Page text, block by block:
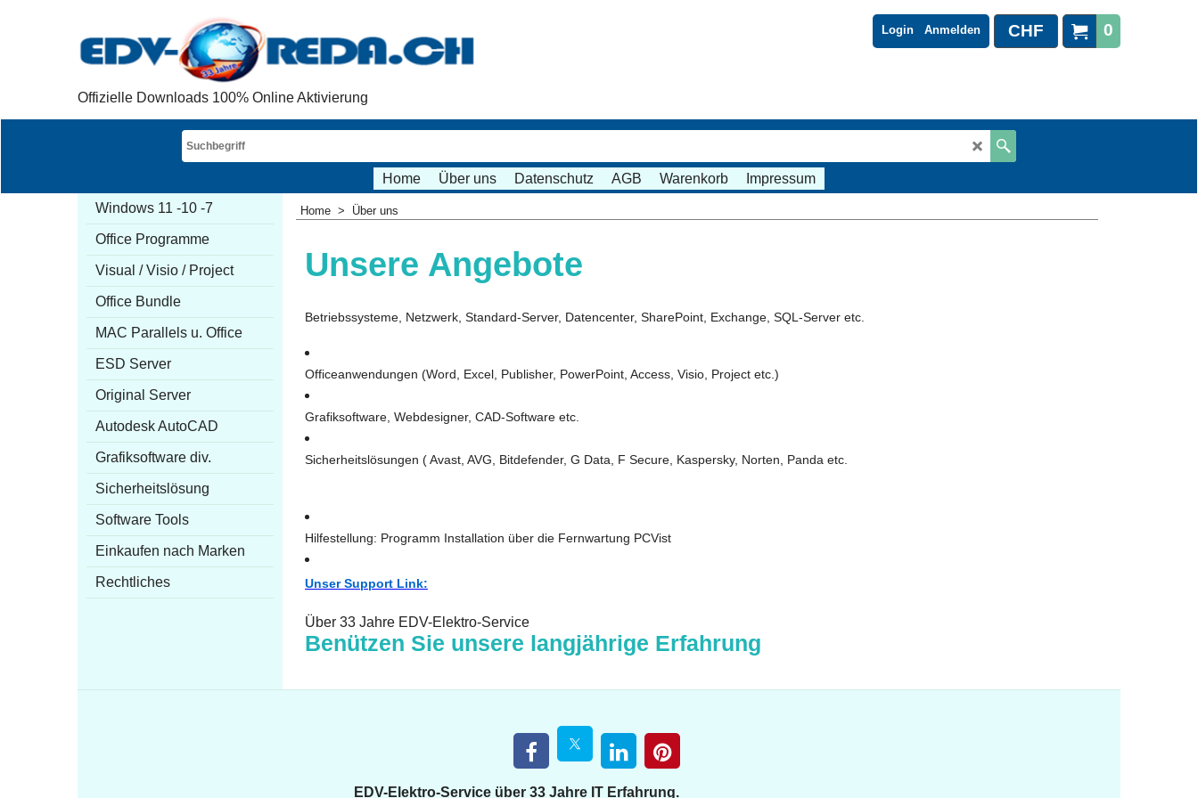
0
CHF
Login Anmelden
Offizielle Downloads 100% Online Aktivierung
Home Über uns Datenschutz AGB Warenkorb
Impressum
Windows 11 -10 -7
Office Programme
Visual / Visio / Project
Office Bundle
MAC Parallels u. Office
ESD Server
Original Server
Autodesk AutoCAD
Grafiksoftware div.
Sicherheitslösung
Software Tools
Einkaufen nach Marken
Rechtliches
Home > Über uns
Unsere Angebote
Betriebssysteme, Netzwerk, Standard-Server, Datencenter, SharePoint, Exchange, SQL-Server etc.
Officeanwendungen (Word, Excel, Publisher, PowerPoint, Access, Visio, Project etc.)
Grafiksoftware, Webdesigner, CAD-Software etc.
Sicherheitslösungen ( Avast, AVG, Bitdefender, G Data, F Secure, Kaspersky, Norten, Panda etc.
Hilfestellung: Programm Installation über die Fernwartung PCVist
Unser Support Link:
Über 33 Jahre EDV-Elektro-Service
Benützen Sie unsere langjährige Erfahrung
EDV-Elektro-Service über 33 Jahre IT Erfahrung.